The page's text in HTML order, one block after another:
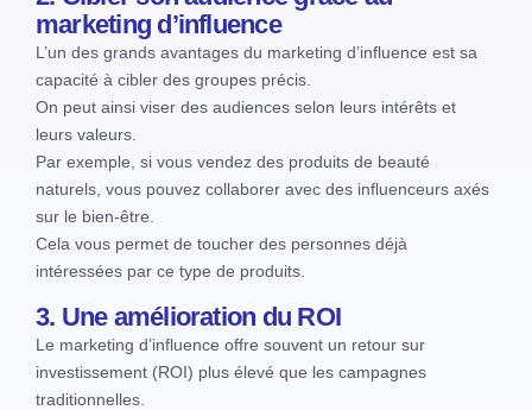
marketing d’influence
L’un des grands avantages du marketing d’influence est sa
capacité à cibler des groupes précis.
On peut ainsi viser des audiences selon leurs intérêts et
leurs valeurs.
Par exemple, si vous vendez des produits de beauté
naturels, vous pouvez collaborer avec des influenceurs axés
sur le bien-être.
Cela vous permet de toucher des personnes déjà
intéressées par ce type de produits.
3. Une amélioration du ROI
Le marketing d’influence offre souvent un retour sur
investissement (ROI) plus élevé que les campagnes
traditionnelles.